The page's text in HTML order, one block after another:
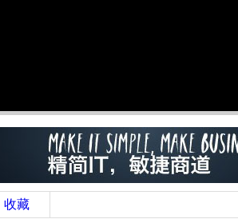
收藏